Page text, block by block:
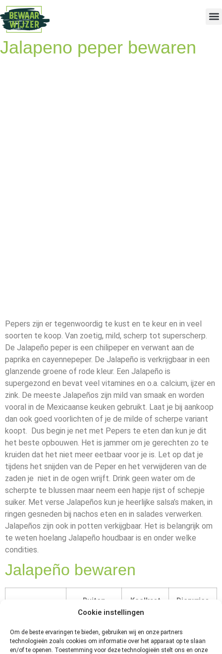
Cookie instellingen
Om de beste ervaringen te bieden, gebruiken wij en onze partners
technologieën zoals cookies om informatie over het apparaat op te slaan
en/of te openen. Toestemming voor deze technologieën stelt ons en onze
Jalapeno peper bewaren
Pepers zijn er tegenwoordig te kust en te keur en in veel
soorten te koop. Van zoetig, mild, scherp tot superscherp.
De Jalapeño peper is een chilipeper en verwant aan de
paprika en cayennepeper. De Jalapeño is verkrijgbaar in een
glanzende groene of rode kleur. Een Jalapeño is
supergezond en bevat veel vitamines en o.a. calcium, ijzer en
zink. De meeste Jalapeños zijn mild van smaak en worden
vooral in de Mexicaanse keuken gebruikt. Laat je bij aankoop
dan ook goed voorlichten of je de milde of scherpe variant
koopt. Dus begin je net met Pepers te eten dan kun je dit
het beste opbouwen. Het is jammer om je gerechten zo te
kruiden dat het niet meer eetbaar voor je is. Let op dat je
tijdens het snijden van de Peper en het verwijderen van de
zaden je niet in de ogen wrijft. Drink geen water om de
scherpte te blussen maar neem een hapje rijst of schepje
suiker. Met verse Jalapeños kun je heerlijke salsa’s maken, in
ringen gesneden bij nachos eten en in salades verwerken.
Jalapeños zijn ook in potten verkijgbaar. Het is belangrijk om
te weten hoelang Jalapeño houdbaar is en onder welke
condities.
Jalapeño bewaren
Buiten
Koelkast
Koelkast Diepvries
Jalapeño
(vers)
1 week
2 tot 3
dagen
6
maanden